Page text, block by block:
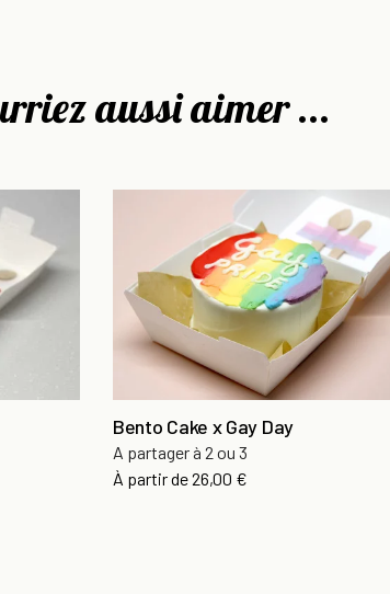
aussi aimer ...
Bento Cake x Gay Day
A partager à 2 ou 3
À partir de26,00 €